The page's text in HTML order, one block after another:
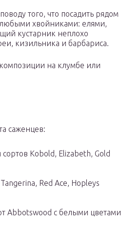
того, что посадить рядом
любыми хвойниками: елями,
кустарник неплохо
кизильника и барбариса.
на клумбе или
саженцев:
Kobold, Elizabeth, Gold
Red Ace, Hopleys
Abbotswood с белыми цветами